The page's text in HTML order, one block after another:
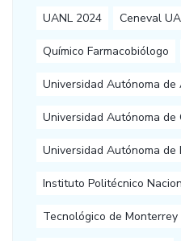
UANL 2024 Ceneval
Químico Farmacobiólogo
Universidad Autónoma de
Universidad Autónoma de
Universidad Autónoma de
Instituto Politécnico
Tecnológico de Monterrey